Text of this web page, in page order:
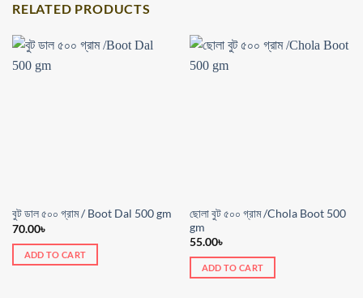
RELATED PRODUCTS
বুট ডাল ৫০০ গ্রাম / Boot Dal 500 gm
70.00৳
ADD TO CART
ছোলা বুট ৫০০ গ্রাম /Chola Boot 500
gm
55.00৳
ADD TO CART